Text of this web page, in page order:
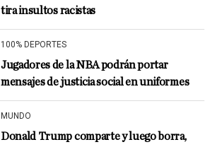
tira insultos racistas
100% DEPORTES
Jugadores de la NBA podrán portar
mensajes de justicia social en uniformes
MUNDO
Donald Trump comparte y luego borra,